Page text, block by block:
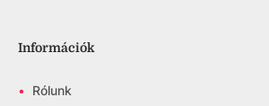
Információk
• Rólunk